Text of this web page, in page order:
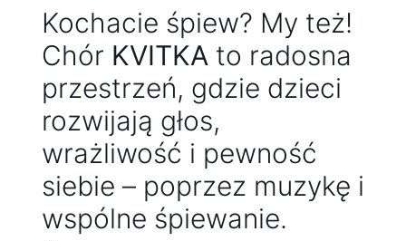
Kochacie śpiew? My też!
Chór KVITKA to radosna
przestrzeń, gdzie dzieci
rozwijają głos,
wrażliwość i pewność
siebie – poprzez muzykę i
wspólne śpiewanie.